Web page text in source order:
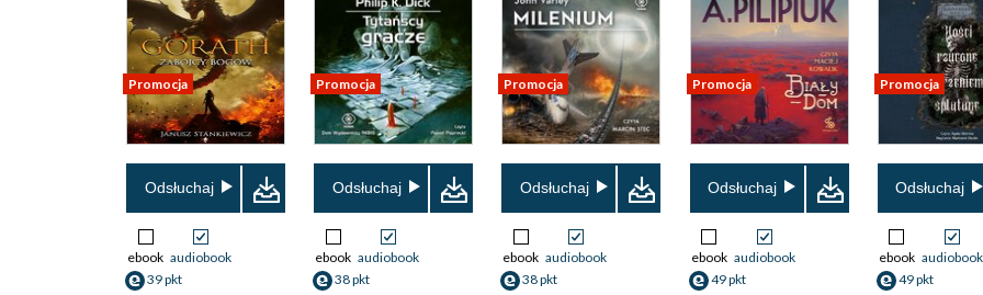
Promocja
Odsłuchaj
ebook audiobook
39 pkt
Promocja
Odsłuchaj
ebook audiobook
38 pkt
Promocja
Odsłuchaj
ebook audiobook
38 pkt
Promocja
Odsłuchaj
ebook audiobook
49 pkt
Promocja
Odsłuchaj
ebook audiobook
49 pkt